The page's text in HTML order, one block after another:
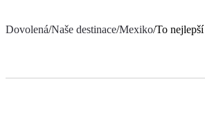
Dovolená/Naše destinace/Mexiko/To